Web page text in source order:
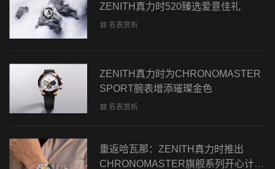
ZENITH真力时520臻选爱意佳礼
名表赏析
ZENITH真力时为CHRONOMASTER
SPORT腕表增添璀璨金色
名表赏析
重返哈瓦那：ZENITH真力时推出
CHRONOMASTER旗舰系列开心计时